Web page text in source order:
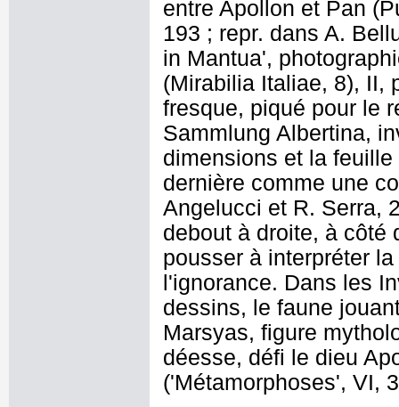
entre Apollon et Pan
193 ; repr. dans A.
in Mantua',
(Mirabilia Italiae, 8), II,
fresque, piqué pour le
Sammlung Albertina,
dimensions et la
dernière comme une
Angelucci et R. Serra,
debout à droite, à côté
pousser à interpréter
l'ignorance. Dans les
dessins, le faune
Marsyas, figure
déesse, défi le dieu
('Métamorphoses', VI,